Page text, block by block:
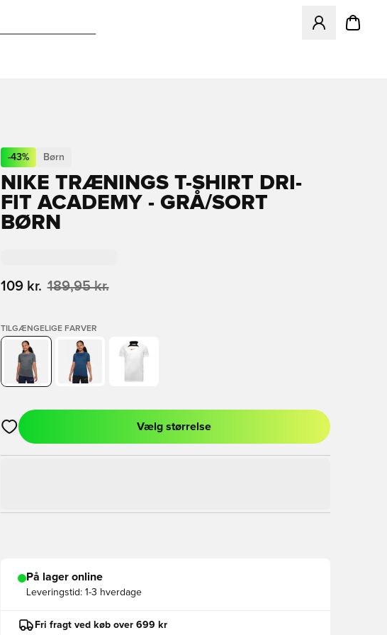
Åbner en
-43% Børn
NIKE TRÆNINGS T-SHIRT DRI-
FIT ACADEMY - GRÅ/SORT
BØRN
109 kr. 189,95 kr.
TILGÆNGELIGE FARVER
Åbner en Modal til at logge ind eller tilmelde dig som medlem
Vælg størrelse
På lager online
Leveringstid: 1-3 hverdage
Fri fragt ved køb over 699 kr